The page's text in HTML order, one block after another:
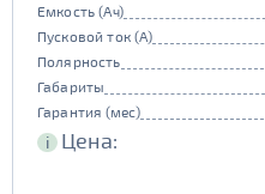
Емкость (Ач)
Пусковой ток (А)
Полярность
Габариты
Гарантия (мес)
i Цена: